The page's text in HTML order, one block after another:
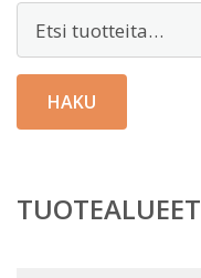
HAKU
TUOTEALUEET